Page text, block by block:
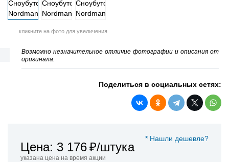
кликните на фото для увеличения
Возможно незначительное отличие фотографии и описания от
оригинала.
Поделиться в социальных сетях:
* Нашли дешевле?
Цена: 3 176₽/штука
указана цена на время акции